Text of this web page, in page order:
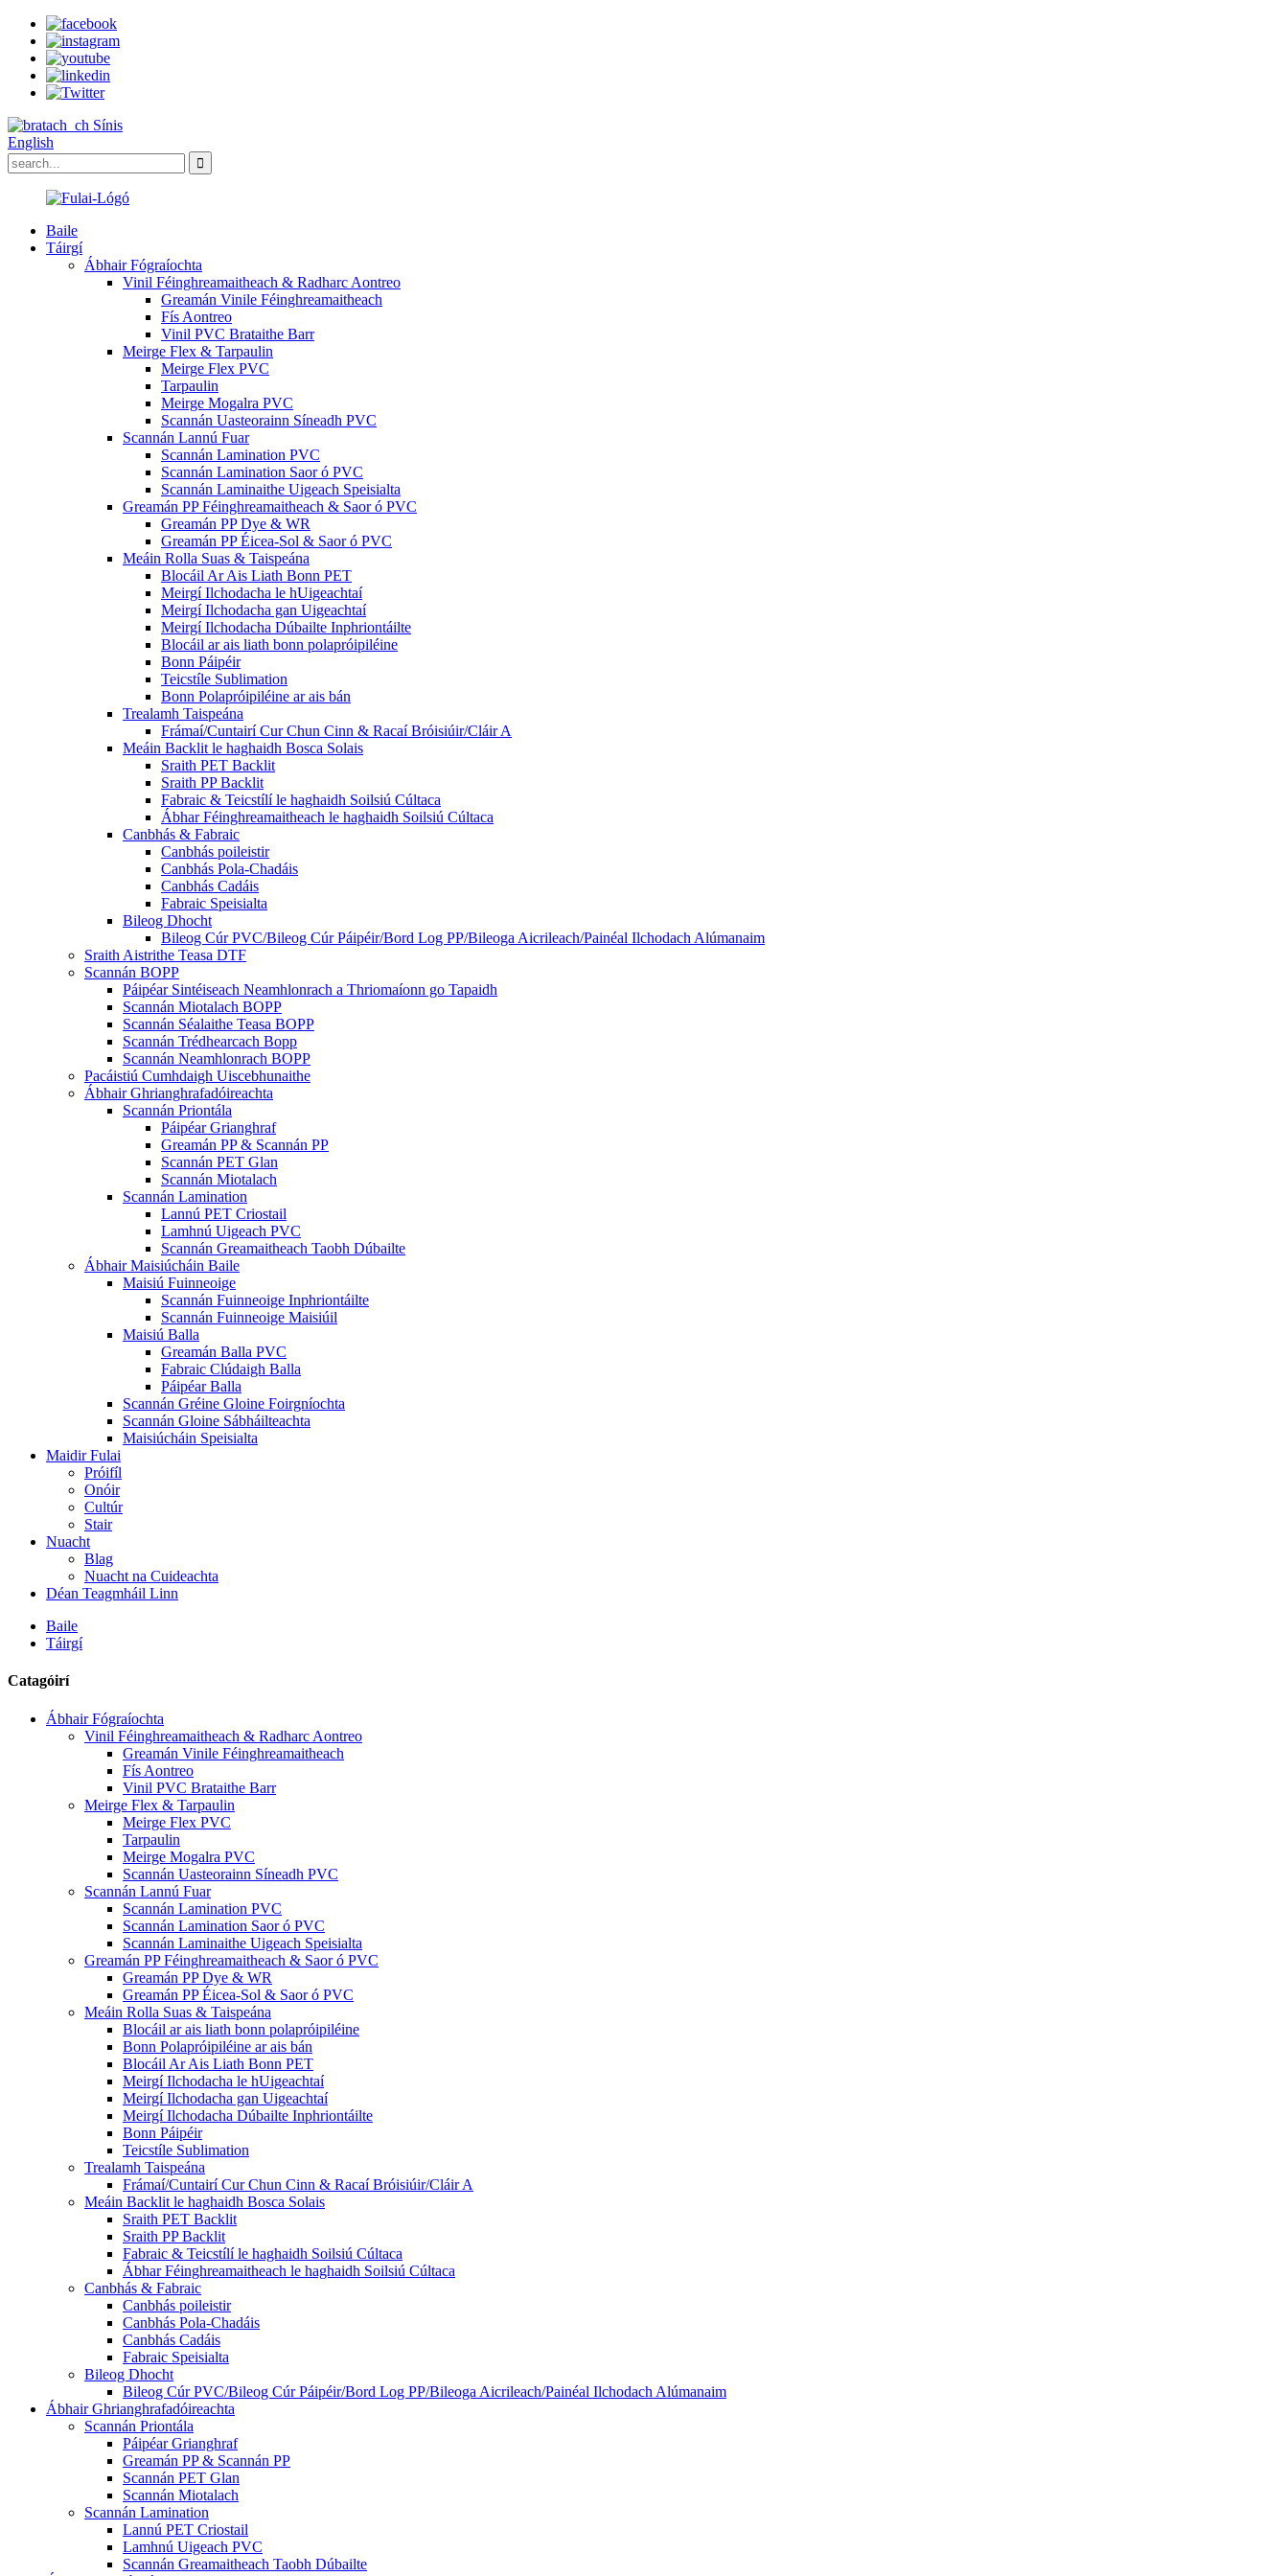
Sínis
English
Baile
Táirgí
Ábhair Fógraíochta
Vinil Féinghreamaitheach & Radharc Aontreo
Greamán Vinile Féinghreamaitheach
Fís Aontreo
Vinil PVC Brataithe Barr
Meirge Flex & Tarpaulin
Meirge Flex PVC
Tarpaulin
Meirge Mogalra PVC
Scannán Uasteorainn Síneadh PVC
Scannán Lannú Fuar
Scannán Lamination PVC
Scannán Lamination Saor ó PVC
Scannán Laminaithe Uigeach Speisialta
Greamán PP Féinghreamaitheach & Saor ó PVC
Greamán PP Dye & WR
Greamán PP Éicea-Sol & Saor ó PVC
Meáin Rolla Suas & Taispeána
Blocáil Ar Ais Liath Bonn PET
Meirgí Ilchodacha le hUigeachtaí
Meirgí Ilchodacha gan Uigeachtaí
Meirgí Ilchodacha Dúbailte Inphriontáilte
Blocáil ar ais liath bonn polapróipiléine
Bonn Páipéir
Teicstíle Sublimation
Bonn Polapróipiléine ar ais bán
Trealamh Taispeána
Frámaí/Cuntairí Cur Chun Cinn & Racaí Bróisiúir/Cláir A
Meáin Backlit le haghaidh Bosca Solais
Sraith PET Backlit
Sraith PP Backlit
Fabraic & Teicstílí le haghaidh Soilsiú Cúltaca
Ábhar Féinghreamaitheach le haghaidh Soilsiú Cúltaca
Canbhás & Fabraic
Canbhás poileistir
Canbhás Pola-Chadáis
Canbhás Cadáis
Fabraic Speisialta
Bileog Dhocht
Bileog Cúr PVC/Bileog Cúr Páipéir/Bord Log PP/Bileoga Aicrileach/Painéal Ilchodach Alúmanaim
Sraith Aistrithe Teasa DTF
Scannán BOPP
Páipéar Sintéiseach Neamhlonrach a Thriomaíonn go Tapaidh
Scannán Miotalach BOPP
Scannán Séalaithe Teasa BOPP
Scannán Trédhearcach Bopp
Scannán Neamhlonrach BOPP
Pacáistiú Cumhdaigh Uiscebhunaithe
Ábhair Ghrianghrafadóireachta
Scannán Priontála
Páipéar Grianghraf
Greamán PP & Scannán PP
Scannán PET Glan
Scannán Miotalach
Scannán Lamination
Lannú PET Criostail
Lamhnú Uigeach PVC
Scannán Greamaitheach Taobh Dúbailte
Ábhair Maisiúcháin Baile
Maisiú Fuinneoige
Scannán Fuinneoige Inphriontáilte
Scannán Fuinneoige Maisiúil
Maisiú Balla
Greamán Balla PVC
Fabraic Clúdaigh Balla
Páipéar Balla
Scannán Gréine Gloine Foirgníochta
Scannán Gloine Sábháilteachta
Maisiúcháin Speisialta
Maidir Fulai
Próifíl
Onóir
Cultúr
Stair
Nuacht
Blag
Nuacht na Cuideachta
Déan Teagmháil Linn
Baile
Táirgí
Catagóirí
Ábhair Fógraíochta
Vinil Féinghreamaitheach & Radharc Aontreo
Greamán Vinile Féinghreamaitheach
Fís Aontreo
Vinil PVC Brataithe Barr
Meirge Flex & Tarpaulin
Meirge Flex PVC
Tarpaulin
Meirge Mogalra PVC
Scannán Uasteorainn Síneadh PVC
Scannán Lannú Fuar
Scannán Lamination PVC
Scannán Lamination Saor ó PVC
Scannán Laminaithe Uigeach Speisialta
Greamán PP Féinghreamaitheach & Saor ó PVC
Greamán PP Dye & WR
Greamán PP Éicea-Sol & Saor ó PVC
Meáin Rolla Suas & Taispeána
Blocáil ar ais liath bonn polapróipiléine
Bonn Polapróipiléine ar ais bán
Blocáil Ar Ais Liath Bonn PET
Meirgí Ilchodacha le hUigeachtaí
Meirgí Ilchodacha gan Uigeachtaí
Meirgí Ilchodacha Dúbailte Inphriontáilte
Bonn Páipéir
Teicstíle Sublimation
Trealamh Taispeána
Frámaí/Cuntairí Cur Chun Cinn & Racaí Bróisiúir/Cláir A
Meáin Backlit le haghaidh Bosca Solais
Sraith PET Backlit
Sraith PP Backlit
Fabraic & Teicstílí le haghaidh Soilsiú Cúltaca
Ábhar Féinghreamaitheach le haghaidh Soilsiú Cúltaca
Canbhás & Fabraic
Canbhás poileistir
Canbhás Pola-Chadáis
Canbhás Cadáis
Fabraic Speisialta
Bileog Dhocht
Bileog Cúr PVC/Bileog Cúr Páipéir/Bord Log PP/Bileoga Aicrileach/Painéal Ilchodach Alúmanaim
Ábhair Ghrianghrafadóireachta
Scannán Priontála
Páipéar Grianghraf
Greamán PP & Scannán PP
Scannán PET Glan
Scannán Miotalach
Scannán Lamination
Lannú PET Criostail
Lamhnú Uigeach PVC
Scannán Greamaitheach Taobh Dúbailte